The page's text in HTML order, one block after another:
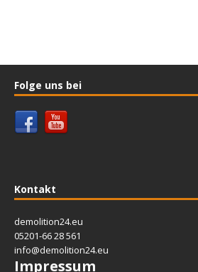
Folge uns bei
Kontakt
demolition24.eu
05201-66 28 561
info@demolition24.eu
Impressum